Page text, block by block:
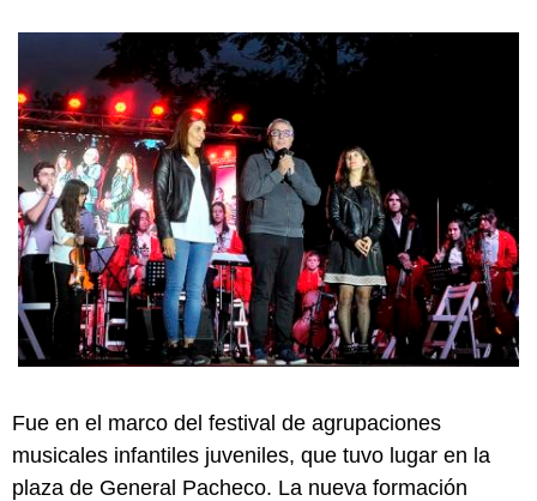
Fue en el marco del festival de agrupaciones
musicales infantiles juveniles, que tuvo lugar en la
plaza de General Pacheco. La nueva formación